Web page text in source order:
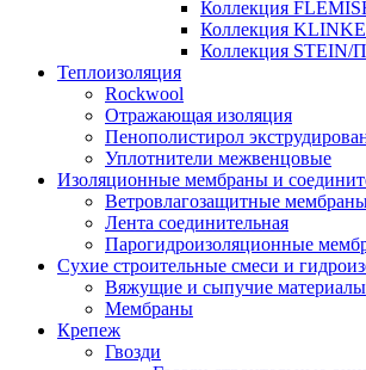
Коллекция
Коллекция
Коллекция
Теплоизоляция
Rockwool
Отражающая изоляция
Пенополистирол
Уплотнители межвенцовые
Изоляционные мембраны и
Ветровлагозащитные
Лента соединительная
Парогидроизоляционные
Сухие строительные смеси и
Вяжущие и сыпучие материалы
Мембраны
Крепеж
Гвозди